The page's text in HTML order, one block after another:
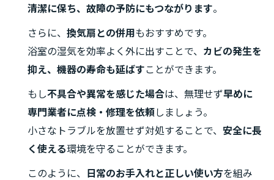
清潔に保ち、故障の予防にもつながります。
さらに、 換気扇との併用もおすすめです。
浴室の湿気を効率よく外に出すことで、 カビの発生を
抑え、機器の寿命も延ばすことができます。
もし不具合や異常を感じた場合は、無理せず早めに
専門業者に点検・修理を依頼しましょう。
小さなトラブルを放置せず対処することで、 安全に長
く使える環境を守ることができます。
このように、 日常のお手入れと正しい使い方を組み